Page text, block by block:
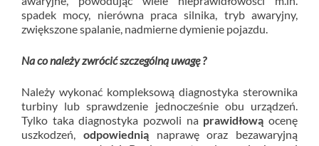
spadek mocy, nierówna praca silnika, tryb awaryjny,
zwiększone spalanie, nadmierne dymienie pojazdu.
Na co należy zwrócić szczególną uwagę ?
Należy wykonać kompleksową diagnostyka sterownika
turbiny lub sprawdzenie jednocześnie obu urządzeń.
Tylko taka diagnostyka pozwoli na prawidłową ocenę
uszkodzeń, odpowiedniąnaprawę oraz bezawaryjną